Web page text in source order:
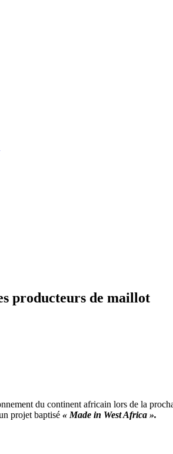
producteurs de maillot
du continent africain lors de la
projet baptisé « Made in West Africa ».